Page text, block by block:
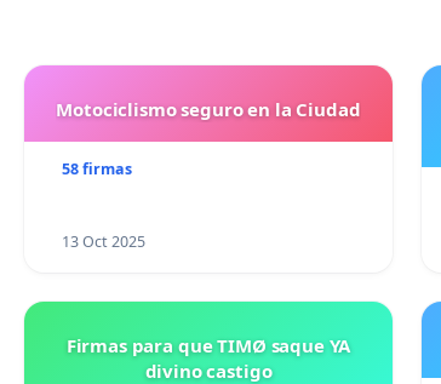
Motociclismo seguro en la Ciudad
58 firmas
13 Oct 2025
Firmas para que TIMØ saque YA
divino castigo